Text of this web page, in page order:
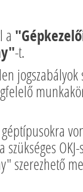
a
-t.
szerezhető